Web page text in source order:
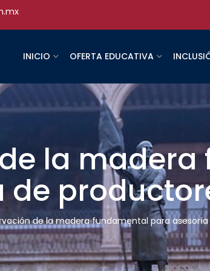
INICIO OFERTA EDUCATIVA
la
de
de la madera fundamental para